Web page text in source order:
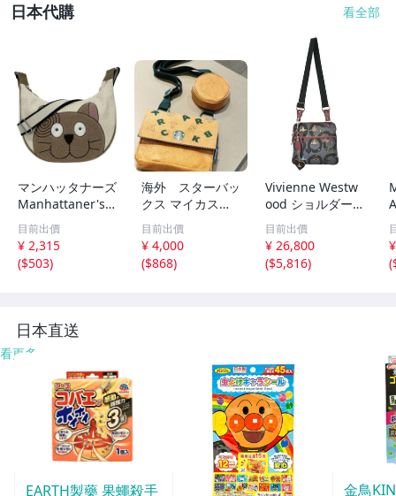
日本代購 看全部
マンハッタナーズ
Manhattaner's
ショルダーバッグ
- コットン、レザ
ー アイボリー×ブ
ラウン×黒 ネコ/
目前出價
¥ 2,315
($503)
海外 スターバッ
クス マイカスタ
マイズジャーニー
セット 2WAY シ
ョルダーバッグ
ポーチ STARBUC
目前出價
¥ 4,000
($868)
Vivienne Westw
ood ショルダー
バッグ レディー
ス ヴィヴィアン
ウエスドウッド
中古 古着
目前出價
¥ 26,800
($5,816)
(
日本直送
看更多
EARTH製藥 果蠅殺手
金鳥